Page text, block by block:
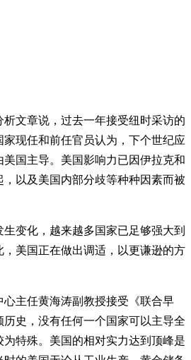
析文章说，过去一年接受纽时采访的
现任和前任官员认为，下个世纪应
国主导。美国影响力已因伊拉克和
，以及美国内部分歧等种种因素而被
变化，越来越多国家已足够强大到
美国正在做出调适，以更谦逊的方
主任黄海涛副教授接受《联合早
史，没有任何一个国家可以主导全
特殊。美国的相对实力达到顶峰是